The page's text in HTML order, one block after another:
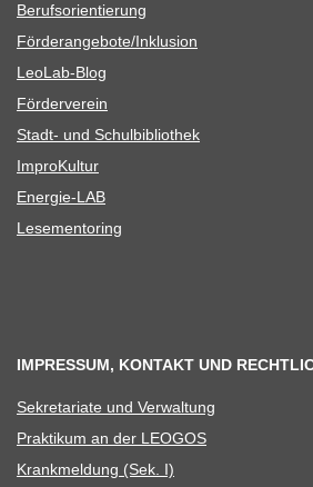
Berufs­ori­en­tie­rung
Förderangebote/​​Inklusion
Leo­Lab-Blog
För­der­ver­ein
Stadt- und Schulbibliothek
Impro­Kul­tur
Ener­­gie-LAB
Lese­men­to­ring
IMPRESSUM, KONTAKT UND
Sekre­ta­riate und Verwaltung
Prak­ti­kum an der LEOGOS
Krank­mel­dung (Sek. I)